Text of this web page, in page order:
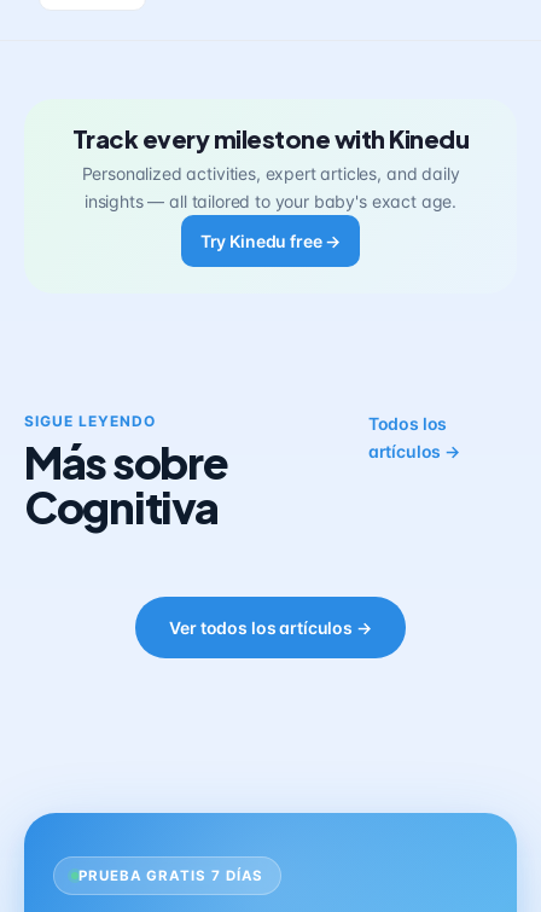
Track every milestone with Kinedu
Personalized activities, expert articles, and daily
insights — all tailored to your baby's exact age.
Try Kinedu free →
SIGUE LEYENDO
Más sobre
Cognitiva
Todos los
artículos →
Ver todos los artículos →
PRUEBA GRATIS 7 DÍAS